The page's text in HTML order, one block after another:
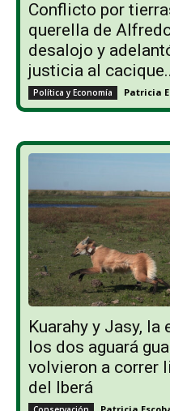
Conflicto por
querella de
desalojo y
justicia al
Política y Economía Patricia
Kuarahy y Jasy,
los dos aguará
volvieron a correr
del Iberá